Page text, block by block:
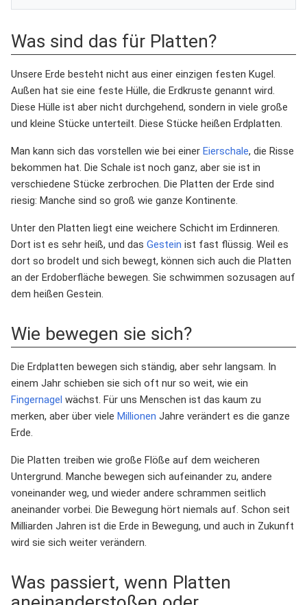
Was sind das für Platten?
Unsere Erde besteht nicht aus einer einzigen festen Kugel.
Außen hat sie eine feste Hülle, die Erdkruste genannt wird.
Diese Hülle ist aber nicht durchgehend, sondern in viele große
und kleine Stücke unterteilt. Diese Stücke heißen Erdplatten.
Man kann sich das vorstellen wie bei einer Eierschale, die Risse
bekommen hat. Die Schale ist noch ganz, aber sie ist in
verschiedene Stücke zerbrochen. Die Platten der Erde sind
riesig: Manche sind so groß wie ganze Kontinente.
Unter den Platten liegt eine weichere Schicht im Erdinneren.
Dort ist es sehr heiß, und das Gestein ist fast flüssig. Weil es
dort so brodelt und sich bewegt, können sich auch die Platten
an der Erdoberfläche bewegen. Sie schwimmen sozusagen auf
dem heißen Gestein.
Wie bewegen sie sich?
Die Erdplatten bewegen sich ständig, aber sehr langsam. In
einem Jahr schieben sie sich oft nur so weit, wie ein
Fingernagel wächst. Für uns Menschen ist das kaum zu
merken, aber über viele Millionen Jahre verändert es die ganze
Erde.
Die Platten treiben wie große Flöße auf dem weicheren
Untergrund. Manche bewegen sich aufeinander zu, andere
voneinander weg, und wieder andere schrammen seitlich
aneinander vorbei. Die Bewegung hört niemals auf. Schon seit
Milliarden Jahren ist die Erde in Bewegung, und auch in Zukunft
wird sie sich weiter verändern.
Was passiert, wenn Platten